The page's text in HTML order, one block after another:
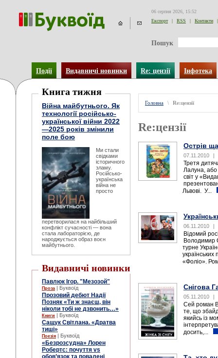
06 серпня 2026, 15:52
Експорт
| RSS | Контакти |
Пошук
Події Видавничі новинки Re: цензії Інфотека
Книга тижня
Війна майбутнього. Як
технології російсько-
української війни 2022
—2025 років змінили
поле бою
Ми стали
свідками
історичного
зламу.
Російсько-
українська
війна не
просто
перетворилася на найбільший
конфлікт сучасності — вона
стала лабораторією, де
народжується образ воєн
майбутнього.
Видавничі новинки
Павлюк Ігор. "Мезозой"
Проза | Буквоїд
Прозовий дебют Надії
Позняк «Ти ж знаєш, він
ніколи тобі не дзвонить…»
Книги | Буквоїд
Сащук Світлана. «Дратва
тиші»
Поезія | Буквоїд
«Безрозсудна» Лорен
Робертс: почуття vs
обов’язок та повалені
Головна \ Re:цензії
Re:цензії
Острів
07.11.2010 |
Третя
Лалуна, або
світ у
Львові. У...
06.11.2010 |
Відомий
Володимир
турне
українських
«Фоліо».
Снігова
05.11.2010 |
Сей роман
те, що
якийсь із
досить,...